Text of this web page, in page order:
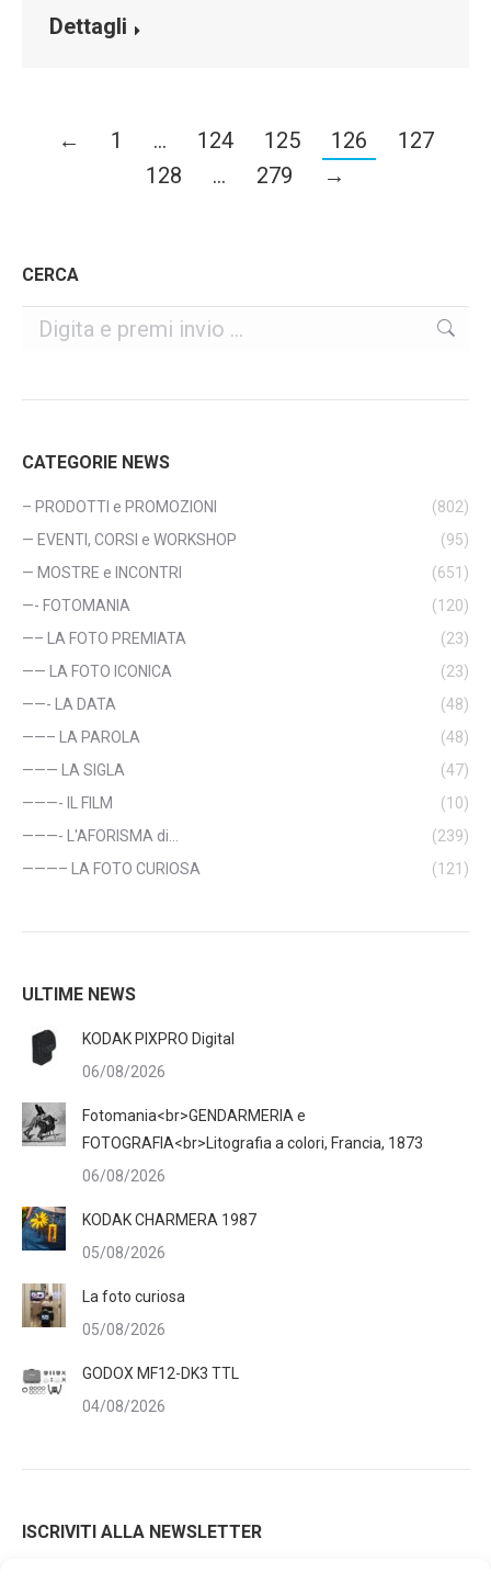
Dettagli
← 1 … 124 125 126
127
128
… 279 →
CERCA
Cerca
CATEGORIE NEWS
– PRODOTTI e PROMOZIONI
(802)
— EVENTI, CORSI e WORKSHOP
(95)
— MOSTRE e INCONTRI
(651)
—- FOTOMANIA
(120)
—– LA FOTO PREMIATA
(23)
—— LA FOTO ICONICA
(23)
——- LA DATA
(48)
——– LA PAROLA
(48)
——— LA SIGLA
(47)
———- IL FILM
(10)
———- L'AFORISMA di…
(239)
———– LA FOTO CURIOSA
(121)
ULTIME NEWS
KODAK PIXPRO Digital
06/08/2026
Fotomania<br>GENDARMERIA e
FOTOGRAFIA<br>Litografia a colori, Francia, 1873
06/08/2026
KODAK CHARMERA 1987
05/08/2026
La foto curiosa
05/08/2026
GODOX MF12-DK3 TTL
04/08/2026
ISCRIVITI ALLA NEWSLETTER